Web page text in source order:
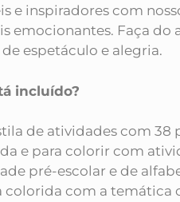
e inspiradores com
emocionantes. Faça do
espetáculo e alegria.
incluído?
de atividades com 38
e para colorir com
pré-escolar e de
colorida com a temática